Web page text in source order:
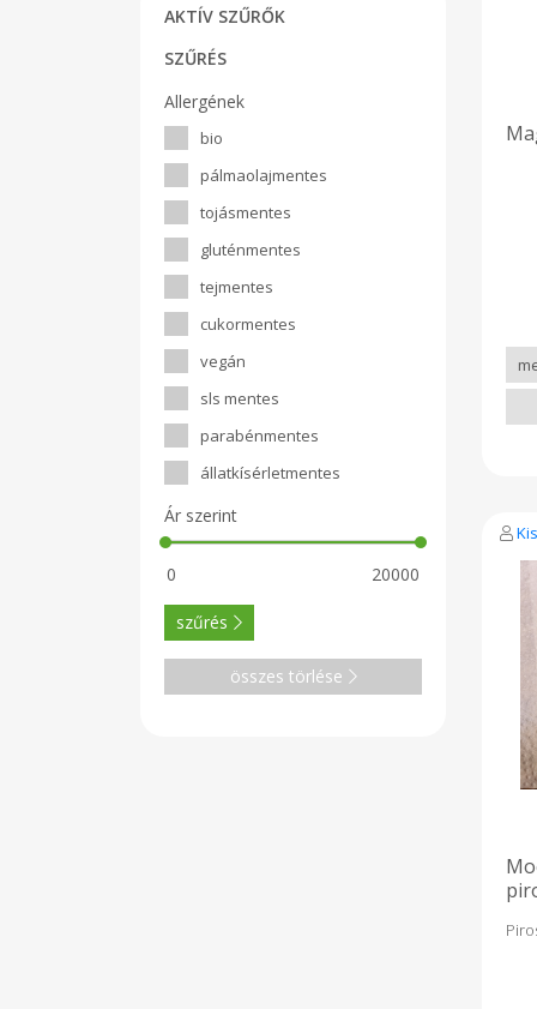
AKTÍV SZŰRŐK
SZŰRÉS
Allergének
bio
pálmaolajmentes
tojásmentes
gluténmentes
tejmentes
cukormentes
vegán
sls mentes
parabénmentes
állatkísérletmentes
Ár szerint
szűrés
összes törlése